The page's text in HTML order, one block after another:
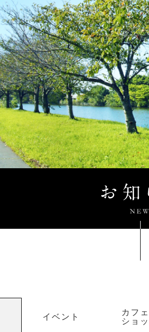
イベント
カフェ
ショ